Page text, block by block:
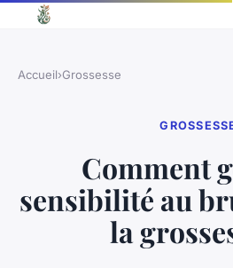
Accueil›Grossesse
Comment
sensibilité au
la